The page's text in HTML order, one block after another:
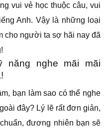
vui vẻ học thuộc câu, vui
Anh. Vậy là những loại
cho người ta sợ hãi nay đã
năng nghe mãi mãi
bạn làm sao có thể nghe
đây? Lý lẽ rất đơn giản,
đương nhiên bạn sẽ